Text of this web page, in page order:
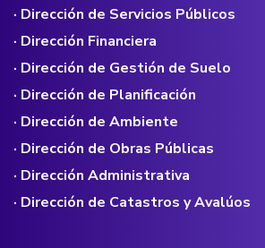
· Dirección de Servicios Públicos
· Dirección Financiera
· Dirección de Gestión de Suelo
· Dirección de Planificación
· Dirección de Ambiente
· Dirección de Obras Públicas
· Dirección Administrativa
· Dirección de Catastros y Avalúos